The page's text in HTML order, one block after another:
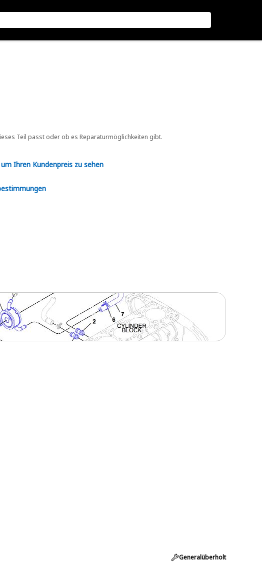
Teil passt oder ob es Reparaturmöglichkeiten gibt.
Ihren Kundenpreis zu sehen
Generalüberholt